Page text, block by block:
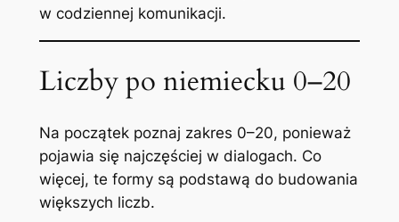
w codziennej komunikacji.
Liczby po niemiecku 0–20
Na początek poznaj zakres 0–20, ponieważ
pojawia się najczęściej w dialogach. Co
więcej, te formy są podstawą do budowania
większych liczb.